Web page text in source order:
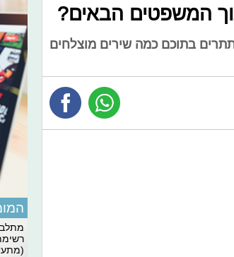
המשפטים הבאים?
בתוכם כמה שירים מוצלחים